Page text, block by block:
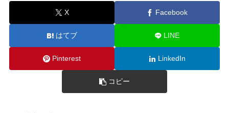
X Facebook
はてブ LINE
Pinterest LinkedIn
コピー